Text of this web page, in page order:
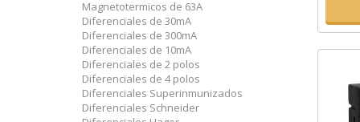
Magnetotermicos de 63A
Diferenciales de 30mA
Diferenciales de 300mA
Diferenciales de 10mA
Diferenciales de 2 polos
Diferenciales de 4 polos
Diferenciales Superinmunizados
Diferenciales Schneider